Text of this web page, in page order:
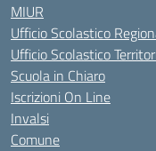
MIUR
Ufficio Scolastico
Ufficio Scolastico
Scuola in Chiaro
Iscrizioni On Line
Invalsi
Comune